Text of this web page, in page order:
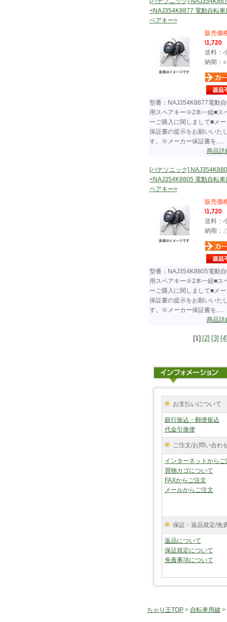
<NAJ354K8877 電動自転車
ペアキー>
販売価
\1,720
送料：
納期：○
型番：NAJ354K8877電動
用スペアキー※2本一組■ス
ーご購入に関しまして■メ
保証書の提示をお願いいた
す。※メーカー保証書を.....
商品
[パナソニック]
<NAJ354K8805 電動自転車
ペアキー>
販売価
\1,720
送料：
納期：
型番：NAJ354K8805電動
用スペアキー※2本一組■ス
ーご購入に関しまして■メ
保証書の提示をお願いいた
す。※メーカー保証書を.....
商品
[1] [2] [3]
お支払いについて
銀行振込・郵便振込
代金引換便
ご注文/お問い合わ
インターネットからご
買物カゴについて
FAXからご注文
メールからご注文
保証・返品規定/免
返品について
保証規定について
免責事項について
ちゃり王TOP > 自転車用鍵 >